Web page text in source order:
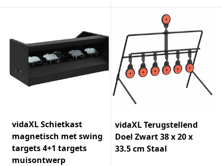
vidaXL Schietkast
magnetisch met swing
targets 4+1 targets
muisontwerp
vidaXL Terugstellend
Doel Zwart 38 x 20 x
33.5 cm Staal